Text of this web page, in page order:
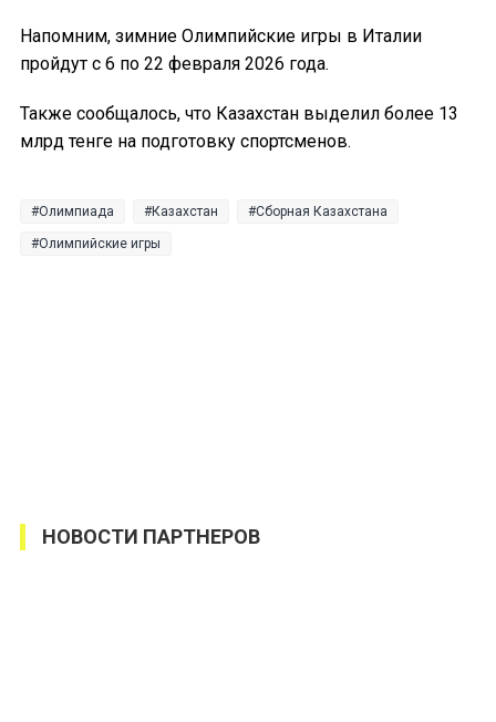
Напомним, зимние Олимпийские игры в Италии
пройдут с 6 по 22 февраля 2026 года.
Также сообщалось, что Казахстан выделил более 13
млрд тенге на подготовку спортсменов.
Олимпиада Казахстан Сборная Казахстана
Олимпийские игры
НОВОСТИ ПАРТНЕРОВ